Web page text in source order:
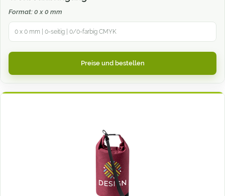
Format: 0 x 0 mm
0 x 0 mm | 0-seitig | 0/0-farbig CMYK
Preise und bestellen